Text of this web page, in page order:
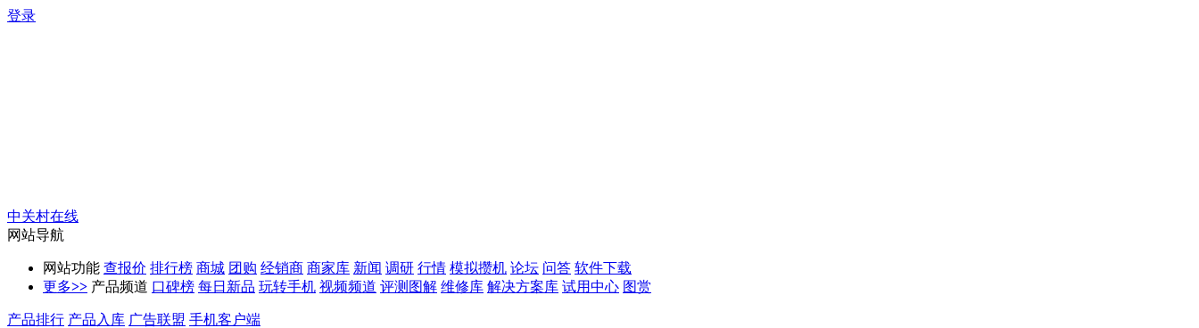
登录
中关村在线
网站导航
网站功能 查报价 排行榜 商城 团购 经销商 商家库 新闻 调研 行情 模拟攒机 论坛 问答 软件下载
更多>> 产品频道 口碑榜 每日新品 玩转手机 视频频道 评测图解 维修库 解决方案库 试用中心 图赏
产品排行 产品入库 广告联盟 手机客户端